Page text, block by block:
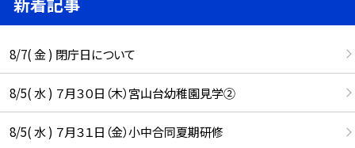
8/7( 金 ) 閉庁日について
8/5( 水 ) ７月３０日（木）宮山台幼稚園見学②
8/5( 水 ) ７月３１日（金）小中合同夏期研修